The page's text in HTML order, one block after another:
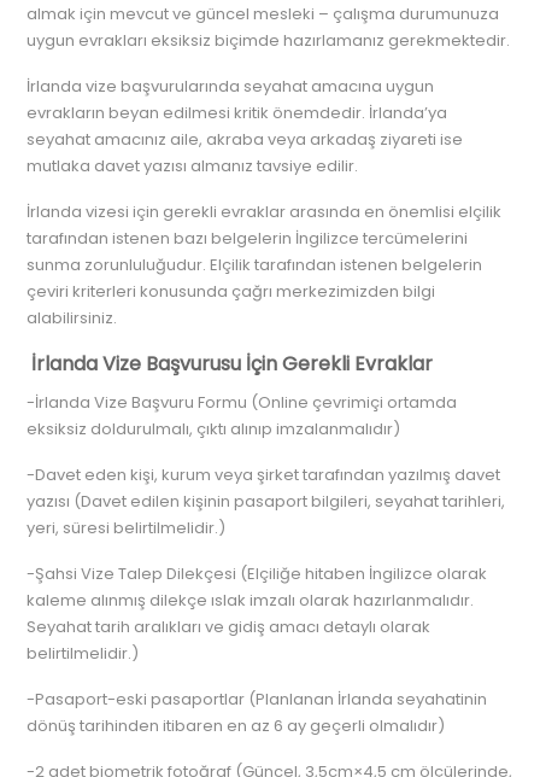
almak için mevcut ve güncel mesleki – çalışma durumunuza
uygun evrakları eksiksiz biçimde hazırlamanız gerekmektedir.
İrlanda vize başvurularında seyahat amacına uygun
evrakların beyan edilmesi kritik önemdedir. İrlanda’ya
seyahat amacınız aile, akraba veya arkadaş ziyareti ise
mutlaka davet yazısı almanız tavsiye edilir.
İrlanda vizesi için gerekli evraklar arasında en önemlisi elçilik
tarafından istenen bazı belgelerin İngilizce tercümelerini
sunma zorunluluğudur. Elçilik tarafından istenen belgelerin
çeviri kriterleri konusunda çağrı merkezimizden bilgi
alabilirsiniz.
İrlanda Vize Başvurusu İçin Gerekli Evraklar
-İrlanda Vize Başvuru Formu (Online çevrimiçi ortamda
eksiksiz doldurulmalı, çıktı alınıp imzalanmalıdır)
-Davet eden kişi, kurum veya şirket tarafından yazılmış davet
yazısı (Davet edilen kişinin pasaport bilgileri, seyahat tarihleri,
yeri, süresi belirtilmelidir.)
-Şahsi Vize Talep Dilekçesi (Elçiliğe hitaben İngilizce olarak
kaleme alınmış dilekçe ıslak imzalı olarak hazırlanmalıdır.
Seyahat tarih aralıkları ve gidiş amacı detaylı olarak
belirtilmelidir.)
-Pasaport-eski pasaportlar (Planlanan İrlanda seyahatinin
dönüş tarihinden itibaren en az 6 ay geçerli olmalıdır)
-2 adet biometrik fotoğraf (Güncel, 3,5cm×4,5 cm ölçülerinde,